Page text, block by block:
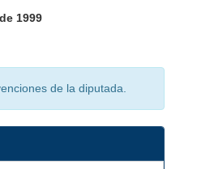
1999
de la diputada.